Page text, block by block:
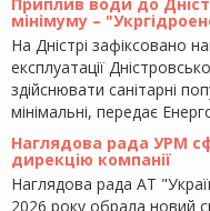
мінімуму –
На Дністрі зафіксовано
експлуатації
здійснювати санітарні
мінімальні, передає
Наглядова рада УРМ
дирекцію компанії
Наглядова рада АТ
2026 року обрала новий